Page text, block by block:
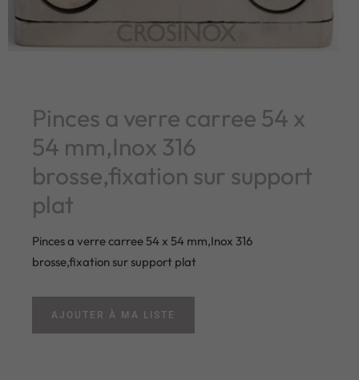
Pinces a verre carree 54 x
54 mm,Inox 316
brosse,fixation sur support
plat
Pinces a verre carree 54 x 54 mm,Inox 316
brosse,fixation sur support plat
AJOUTER À MA LISTE